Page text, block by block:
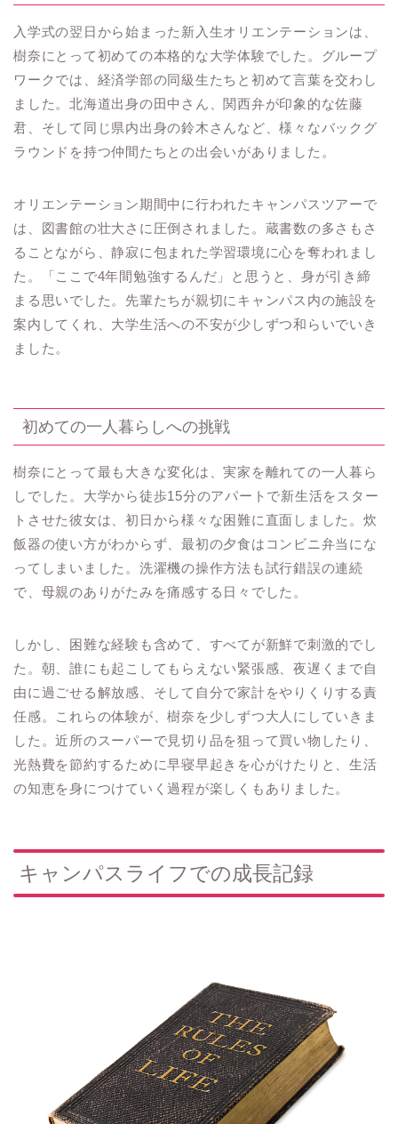
入学式の翌日から始まった新入生オリエンテーションは、
樹奈にとって初めての本格的な大学体験でした。グループ
ワークでは、経済学部の同級生たちと初めて言葉を交わし
ました。北海道出身の田中さん、関西弁が印象的な佐藤
君、そして同じ県内出身の鈴木さんなど、様々なバックグ
ラウンドを持つ仲間たちとの出会いがありました。
オリエンテーション期間中に行われたキャンパスツアーで
は、図書館の壮大さに圧倒されました。蔵書数の多さもさ
ることながら、静寂に包まれた学習環境に心を奪われまし
た。「ここで4年間勉強するんだ」と思うと、身が引き締
まる思いでした。先輩たちが親切にキャンパス内の施設を
案内してくれ、大学生活への不安が少しずつ和らいでいき
ました。
初めての一人暮らしへの挑戦
樹奈にとって最も大きな変化は、実家を離れての一人暮ら
しでした。大学から徒歩15分のアパートで新生活をスター
トさせた彼女は、初日から様々な困難に直面しました。炊
飯器の使い方がわからず、最初の夕食はコンビニ弁当にな
ってしまいました。洗濯機の操作方法も試行錯誤の連続
で、母親のありがたみを痛感する日々でした。
しかし、困難な経験も含めて、すべてが新鮮で刺激的でし
た。朝、誰にも起こしてもらえない緊張感、夜遅くまで自
由に過ごせる解放感、そして自分で家計をやりくりする責
任感。これらの体験が、樹奈を少しずつ大人にしていきま
した。近所のスーパーで見切り品を狙って買い物したり、
光熱費を節約するために早寝早起きを心がけたりと、生活
の知恵を身につけていく過程が楽しくもありました。
キャンパスライフでの成長記録